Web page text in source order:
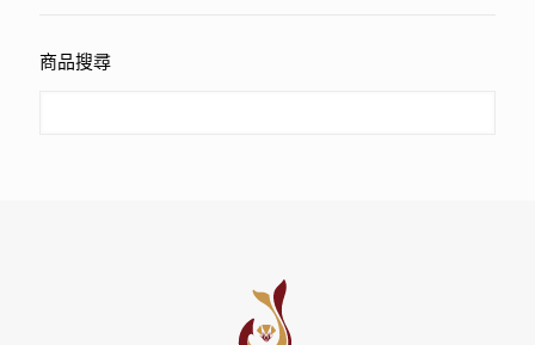
商品搜尋